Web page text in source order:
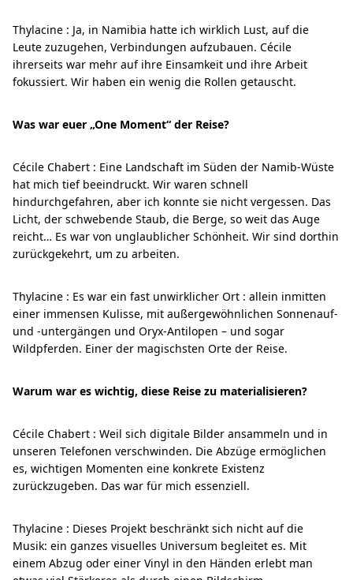
Thylacine : Ja, in Namibia hatte ich wirklich Lust, auf die
Leute zuzugehen, Verbindungen aufzubauen. Cécile
ihrerseits war mehr auf ihre Einsamkeit und ihre Arbeit
fokussiert. Wir haben ein wenig die Rollen getauscht.
Was war euer „One Moment“ der Reise?
Cécile Chabert : Eine Landschaft im Süden der Namib-Wüste
hat mich tief beeindruckt. Wir waren schnell
hindurchgefahren, aber ich konnte sie nicht vergessen. Das
Licht, der schwebende Staub, die Berge, so weit das Auge
reicht… Es war von unglaublicher Schönheit. Wir sind dorthin
zurückgekehrt, um zu arbeiten.
Thylacine : Es war ein fast unwirklicher Ort : allein inmitten
einer immensen Kulisse, mit außergewöhnlichen Sonnenauf-
und -untergängen und Oryx-Antilopen – und sogar
Wildpferden. Einer der magischsten Orte der Reise.
Warum war es wichtig, diese Reise zu materialisieren?
Cécile Chabert : Weil sich digitale Bilder ansammeln und in
unseren Telefonen verschwinden. Die Abzüge ermöglichen
es, wichtigen Momenten eine konkrete Existenz
zurückzugeben. Das war für mich essenziell.
Thylacine : Dieses Projekt beschränkt sich nicht auf die
Musik: ein ganzes visuelles Universum begleitet es. Mit
einem Abzug oder einer Vinyl in den Händen erlebt man